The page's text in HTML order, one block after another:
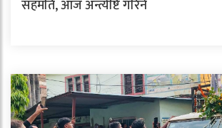
सहमति, आज अन्त्येष्टि गरिने